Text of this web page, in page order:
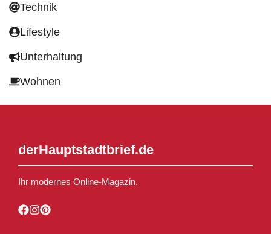
Technik
Lifestyle
Unterhaltung
Wohnen
derHauptstadtbrief.de
Ihr modernes Online-Magazin.